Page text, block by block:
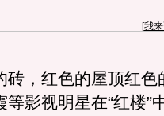
[我
，红色的屋顶红
等影视明星在“红楼”